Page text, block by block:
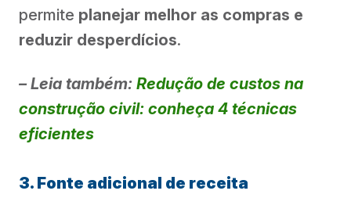
permite planejar melhor as compras e
reduzir desperdícios.
– Leia também: Redução de custos na
construção civil: conheça 4 técnicas
eficientes
3. Fonte adicional de receita